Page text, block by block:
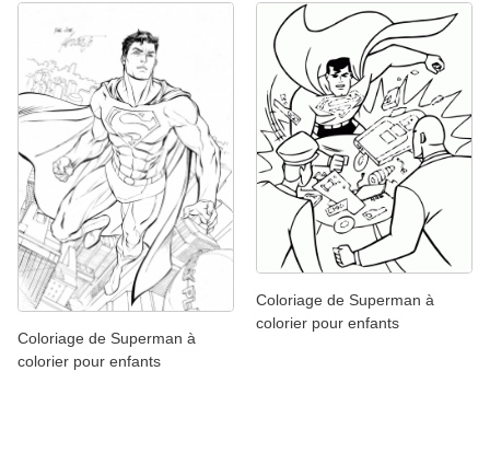
Coloriage de Superman à
colorier pour enfants
Coloriage de Superman à
colorier pour enfants